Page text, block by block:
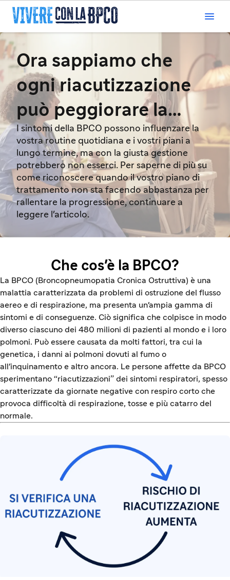

Ora sappiamo che
ogni riacutizzazione
può peggiorare la
malattia
I sintomi della BPCO possono influenzare la
vostra routine quotidiana e i vostri piani a
lungo termine, ma con la giusta gestione
potrebbero non esserci. Per saperne di più su
come riconoscere quando il vostro piano di
trattamento non sta facendo abbastanza per
rallentare la progressione, continuare a
leggere l'articolo.
Che cos'è la BPCO?
La BPCO (Broncopneumopatia Cronica Ostruttiva) è una
malattia caratterizzata da problemi di ostruzione del flusso
aereo e di respirazione, ma presenta un'ampia gamma di
sintomi e di conseguenze. Ciò significa che colpisce in modo
diverso ciascuno dei 480 milioni di pazienti al mondo e i loro
polmoni. Può essere causata da molti fattori, tra cui la
genetica, i danni ai polmoni dovuti al fumo o
all'inquinamento e altro ancora. Le persone affette da BPCO
sperimentano “riacutizzazioni” dei sintomi respiratori, spesso
caratterizzate da giornate negative con respiro corto che
provoca difficoltà di respirazione, tosse e più catarro del
normale.